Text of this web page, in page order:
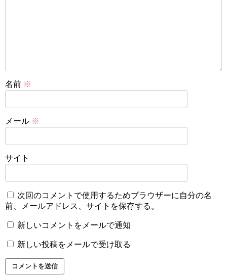
名前 ※
メール ※
サイト
次回のコメントで使用するためブラウザーに自分の名
前、メールアドレス、サイトを保存する。
新しいコメントをメールで通知
新しい投稿をメールで受け取る